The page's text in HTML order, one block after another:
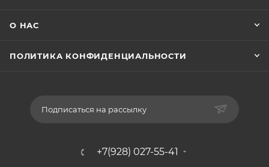
О НАС
ПОЛИТИКА КОНФИДЕНЦИАЛЬНОСТИ
Подписаться на рассылку
+7(928) 027-55-41